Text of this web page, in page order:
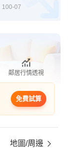
100-07
鄰居行情透視
免費試算
地圖/周邊